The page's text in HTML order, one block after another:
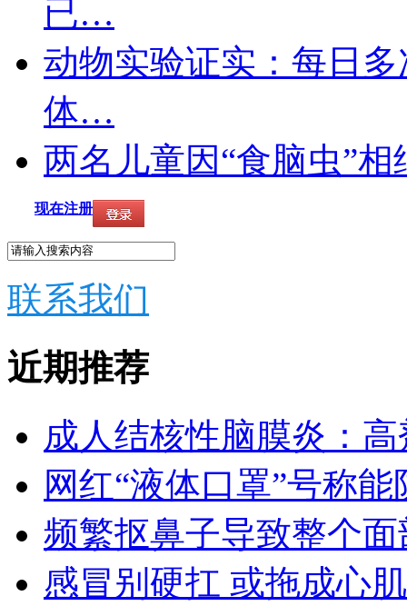
已…
动物实验证实：每日
体…
两名儿童因“食脑虫”
现在注册
联系我们
近期推荐
成人结核性脑膜炎：
网红“液体口罩”号称
频繁抠鼻子导致整个
感冒别硬扛 或拖成心